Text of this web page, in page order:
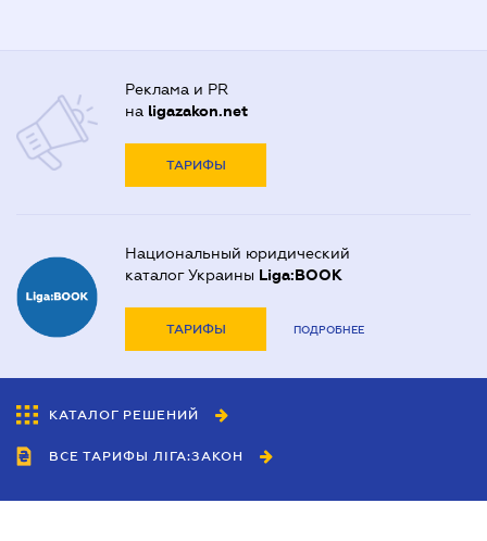
Реклама и PR
на ligazakon.net
ТАРИФЫ
Национальный юридический
каталог Украины Liga:BOOK
ТАРИФЫ ПОДРОБНЕЕ
КАТАЛОГ РЕШЕНИЙ
ВСЕ ТАРИФЫ ЛІГА:ЗАКОН